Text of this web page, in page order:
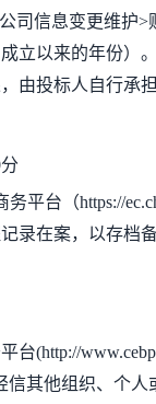
司信息变更维护
立以来的年份）
由投标人自行承
平台（https://
录在案，以存档
台(http://
信其他组织、个